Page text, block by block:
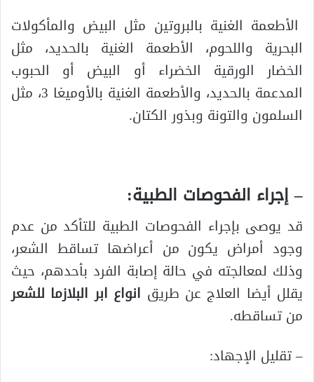
الأطعمة الغنية بالبروتين مثل البيض والمأكولات
البحرية واللحوم، الأطعمة الغنية بالحديد، مثل
الخضار الورقية الخضراء أو البيض أو الحبوب
المدعمة بالحديد، والأطعمة الغنية بالأوميغا 3، مثل
السلمون والتونة وبذور الكتان.
– إجراء الفحوصات الطبية:
قد يوصى بإجراء الفحوصات الطبية للتأكد من عدم
وجود أمراض يكون من أعراضها تساقط الشعر،
وذلك لمعالجته في حالة إصابة الفرد بأحدهم، حيث
يقلل أيضا العلاج عن طريق انواع ابر البلازما للشعر
من تساقطه.
– تقليل الإجهاد: